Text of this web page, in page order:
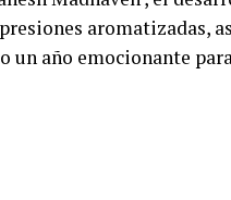
aromatizadas,
un año emocionante